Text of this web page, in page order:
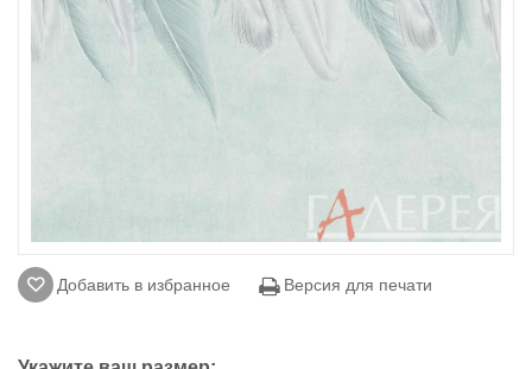
Добавить в избранное Версия для печати